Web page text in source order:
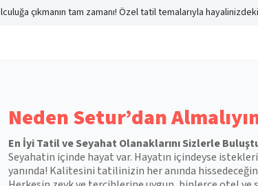
çıkmanın tam zamanı! Özel tatil temalarıyla
Neden Setur’dan
En İyi Tatil ve Seyahat Olanaklarını Sizlerle
Seyahatin içinde hayat var. Hayatın içindeyse
yanında! Kalitesini tatilinizin her anında